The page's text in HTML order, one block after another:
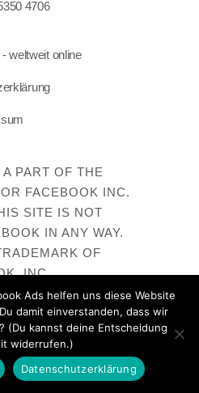
4706
weltweit online
PART OF THE
FACEBOOK INC.
SITE IS NOT
IN ANY WAY.
OF
INC
Ads helfen uns diese Website
damit einverstanden, dass wir
(Du kannst deine Entscheidung
widerrufen.)
Datenschutzerklärung